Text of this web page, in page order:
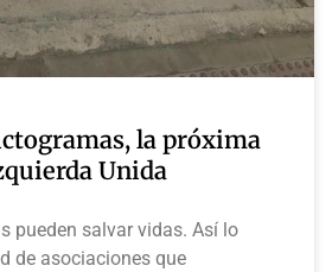
la próxima
Unida
pueden salvar vidas. Así lo
de asociaciones que